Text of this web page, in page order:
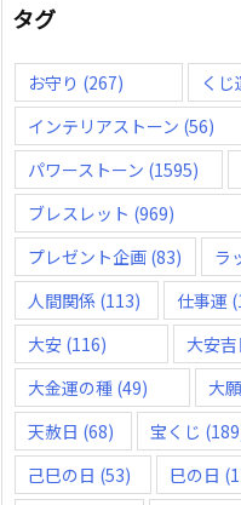
タグ
お守り (267) くじ
インテリアストーン (56)
パワーストーン (1595)
ブレスレット (969)
プレゼント企画 (83) ラ
人間関係 (113) 仕事運
大安 (116) 大安吉
大金運の種 (49) 大
天赦日 (68) 宝くじ
己巳の日 (53) 巳の日